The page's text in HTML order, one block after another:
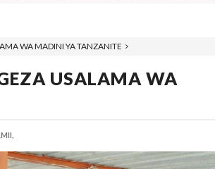
WA MADINI YA TANZANITE
USALAMA WA